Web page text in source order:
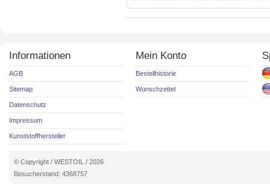
Informationen
AGB
Sitemap
Datenschutz
Impressum
Kunststoffhersteller
Mein Konto
Bestellhistorie
Wunschzettel
© Copyright / WESTOIL / 2026
Besucherstand: 4368757